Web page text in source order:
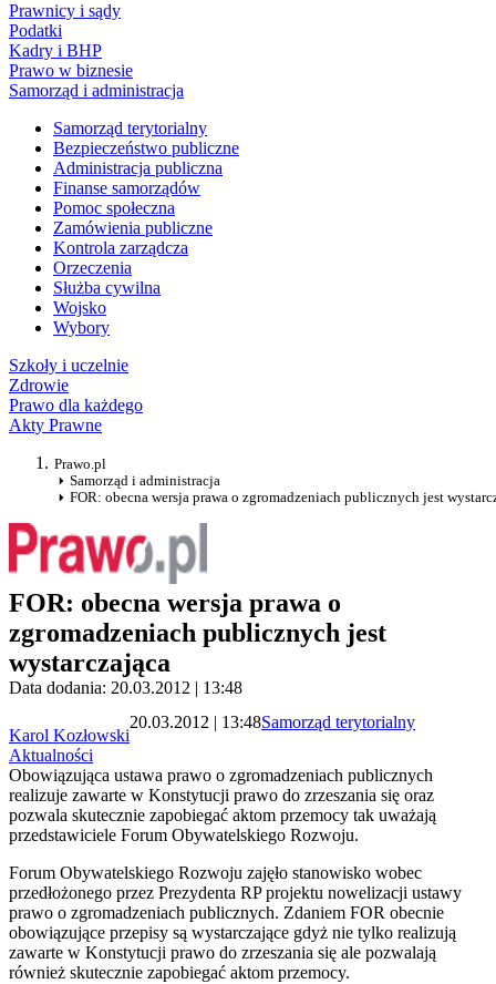
Prawnicy i sądy
Podatki
Kadry i BHP
Prawo w biznesie
Samorząd i administracja
Samorząd terytorialny
Bezpieczeństwo publiczne
Administracja publiczna
Finanse samorządów
Pomoc społeczna
Zamówienia publiczne
Kontrola zarządcza
Orzeczenia
Służba cywilna
Wojsko
Wybory
Szkoły i uczelnie
Zdrowie
Prawo dla każdego
Akty Prawne
Prawo.pl
Samorząd i administracja
FOR: obecna wersja prawa o zgromadzeniach publicznych jest
FOR: obecna wersja prawa o
zgromadzeniach publicznych jest
wystarczająca
Data dodania: 20.03.2012 | 13:48
Karol Kozłowski
20.03.2012 | 13:48Samorząd terytorialny
Aktualności
Obowiązująca ustawa prawo o zgromadzeniach publicznych
realizuje zawarte w Konstytucji prawo do zrzeszania się oraz
pozwala skutecznie zapobiegać aktom przemocy tak uważają
przedstawiciele Forum Obywatelskiego Rozwoju.
Forum Obywatelskiego Rozwoju zajęło stanowisko wobec
przedłożonego przez Prezydenta RP projektu nowelizacji ustawy
prawo o zgromadzeniach publicznych. Zdaniem FOR obecnie
obowiązujące przepisy są wystarczające gdyż nie tylko realizują
zawarte w Konstytucji prawo do zrzeszania się ale pozwalają
również skutecznie zapobiegać aktom przemocy.